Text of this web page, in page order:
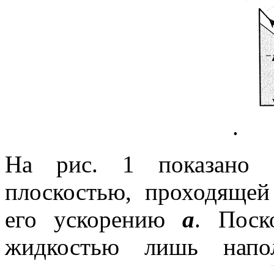
.
На рис. 1 показано
плоскостью,
его ускорениюа.
жидкостью лишь